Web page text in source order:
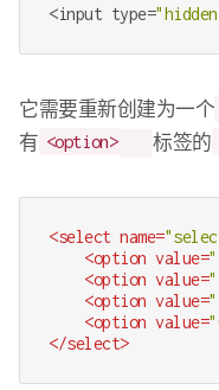
<input type=
它需要重新创建为一个
有 <option> 标签的
<select name=
<option value=
<option value=
<option value=
<option value=
</select>